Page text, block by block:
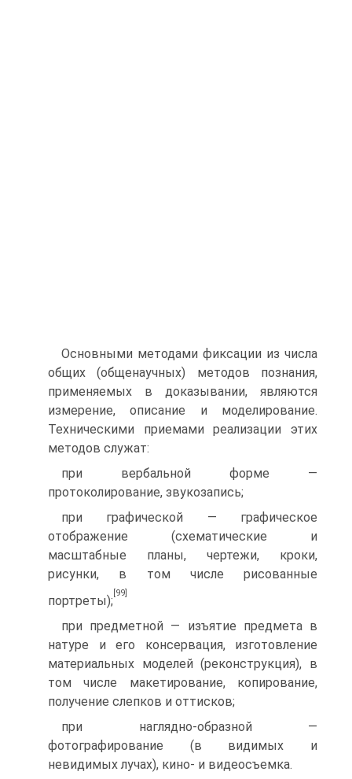
Основными методами фиксации из числа
общих (общенаучных) методов познания,
применяемых в доказывании, являются
измерение, описание и моделирование.
Техническими приемами реализации этих
методов служат:
при вербальной форме —
протоколирование, звукозапись;
при графической — графическое
отображение (схематические и
масштабные планы, чертежи, кроки,
рисунки, в том числе рисованные
портреты);
[99]
при предметной — изъятие предмета в
натуре и его консервация, изготовление
материальных моделей (реконструкция), в
том числе макетирование, копирование,
получение слепков и оттисков;
при наглядно-образной —
фотографирование (в видимых и
невидимых лучах), кино- и видеосъемка.